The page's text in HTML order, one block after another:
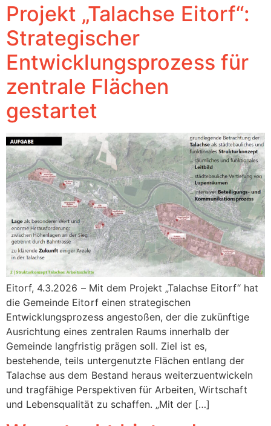
Projekt „Talachse Eitorf“:
Strategischer
Entwicklungsprozess für
zentrale Flächen
gestartet
Eitorf, 4.3.2026 – Mit dem Projekt „Talachse Eitorf“ hat
die Gemeinde Eitorf einen strategischen
Entwicklungsprozess angestoßen, der die zukünftige
Ausrichtung eines zentralen Raums innerhalb der
Gemeinde langfristig prägen soll. Ziel ist es,
bestehende, teils untergenutzte Flächen entlang der
Talachse aus dem Bestand heraus weiterzuentwickeln
und tragfähige Perspektiven für Arbeiten, Wirtschaft
und Lebensqualität zu schaffen. „Mit der […]